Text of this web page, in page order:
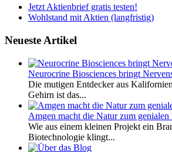
Jetzt Aktienbrief gratis testen!
Wohlstand mit Aktien (langfristig)
Neueste Artikel
Neurocrine Biosciences bringt
Die mutigen Entdecker aus
Gehirn ist das...
Amgen macht die Natur zum genialen
Wie aus einem kleinen Projekt ein
Biotechnologie klingt...